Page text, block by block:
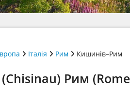
Італія Рим Кишинів–Рим
Рим